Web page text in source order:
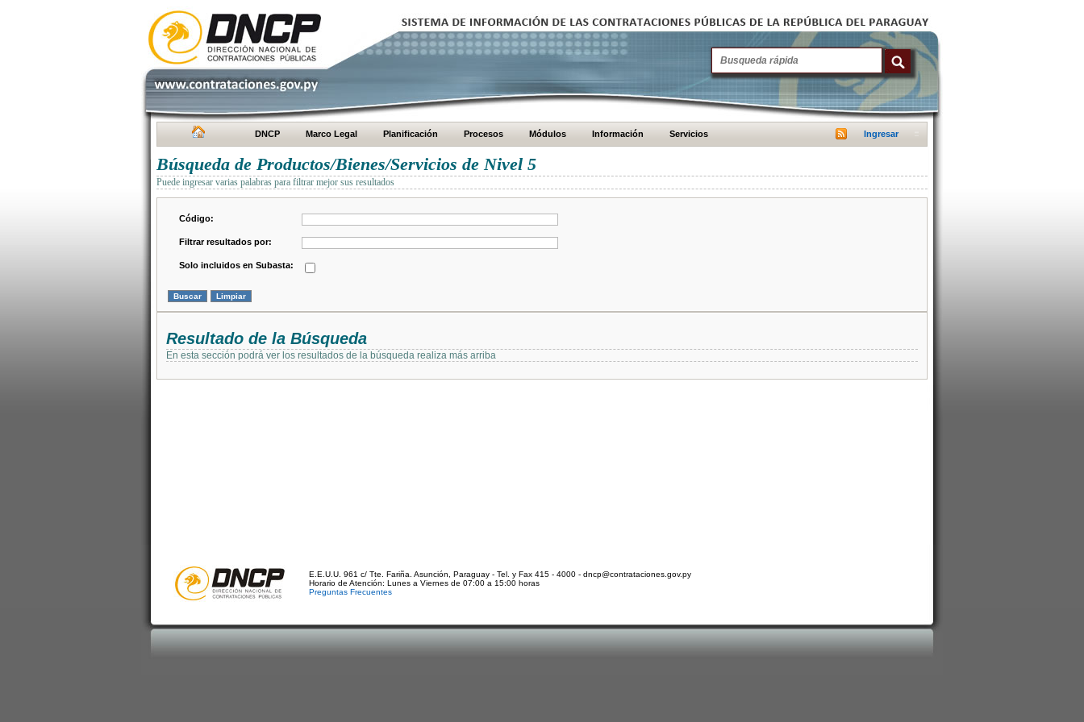
DNCP Marco Legal Planificación Procesos Módulos Información Servicios Ingresar
Búsqueda de Productos/Bienes/Servicios de Nivel 5
Puede ingresar varias palabras para filtrar mejor sus resultados
Código:
Filtrar resultados por:
Solo incluidos en Subasta:
Resultado de la Búsqueda
En esta sección podrá ver los resultados de la búsqueda realiza más arriba
E.E.U.U. 961 c/ Tte. Fariña. Asunción, Paraguay - Tel. y Fax 415 - 4000 - dncp@contrataciones.gov.py
Horario de Atención: Lunes a Viernes de 07:00 a 15:00 horas
Preguntas Frecuentes